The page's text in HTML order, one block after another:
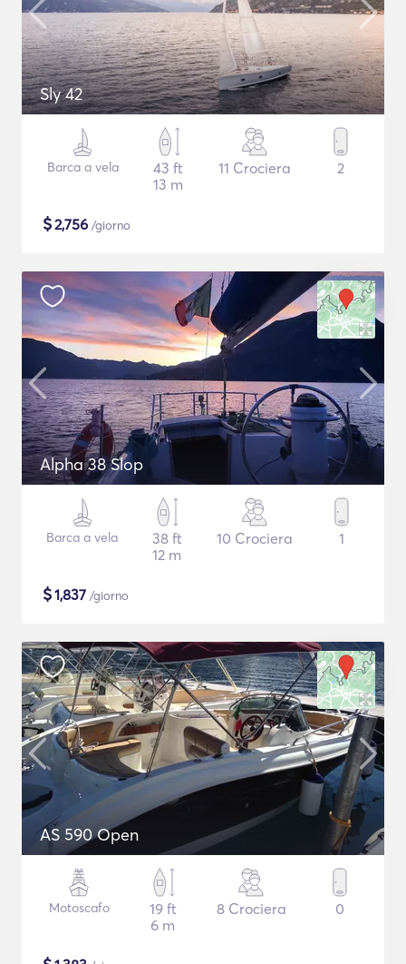
Sly 42
Barca a vela
43 ft
13 m
11 Crociera 2
$2,756 /giorno
Alpha 38 Slop
Barca a vela
38 ft
12 m
10 Crociera 1
$1,837 /giorno
AS 590 Open
Motoscafo
19 ft
6 m
8 Crociera 0